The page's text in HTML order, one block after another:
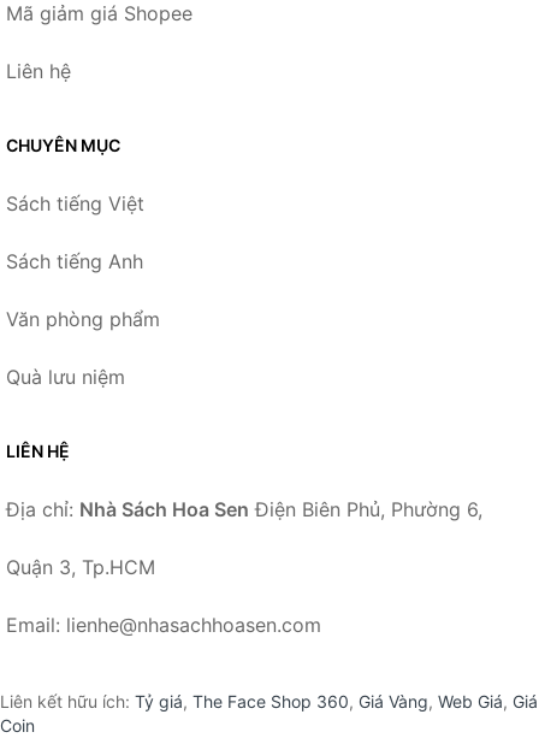
Mã giảm giá Shopee
Liên hệ
CHUYÊN MỤC
Sách tiếng Việt
Sách tiếng Anh
Văn phòng phẩm
Quà lưu niệm
LIÊN HỆ
Địa chỉ: Nhà Sách Hoa Sen Điện Biên Phủ, Phường 6,
Quận 3, Tp.HCM
Email: lienhe@nhasachhoasen.com
Liên kết hữu ích: Tỷ giá, The Face Shop 360, Giá Vàng, Web Giá, Giá
Coin